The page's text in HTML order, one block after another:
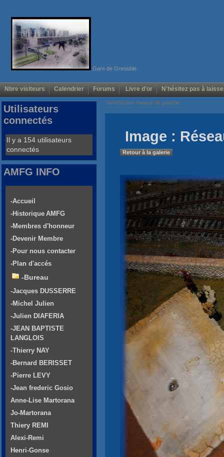
Gare de Grenoble
Nbre visiteurs Calendrier Forums Livre d'or N'hésitez pas à
Voir/Cacher menus de gauche
Image :
Retour à la galerie
Utilisateurs
connectés
Il y a 154 utilisateurs
connectés
AMFG INFO
-Accueil
-Historique AMFG
-Membres d'honneur
-Devenir Membre
-Pour nous contacter
-Plan d'accés
-Bureau
-Jacques DUSSERRE
-Michel Julien
-Julien DIAFERIA
-JEAN BAPTISTE
LANGLOIS
-Thierry NAY
-Bernard BERISSET
-Pierre LEVY
-Jean frederic Gosio
Anne-Lise Martorana
Jo-Martorana
Thiery REMI
Alexi-Remi
Henri-Gonse